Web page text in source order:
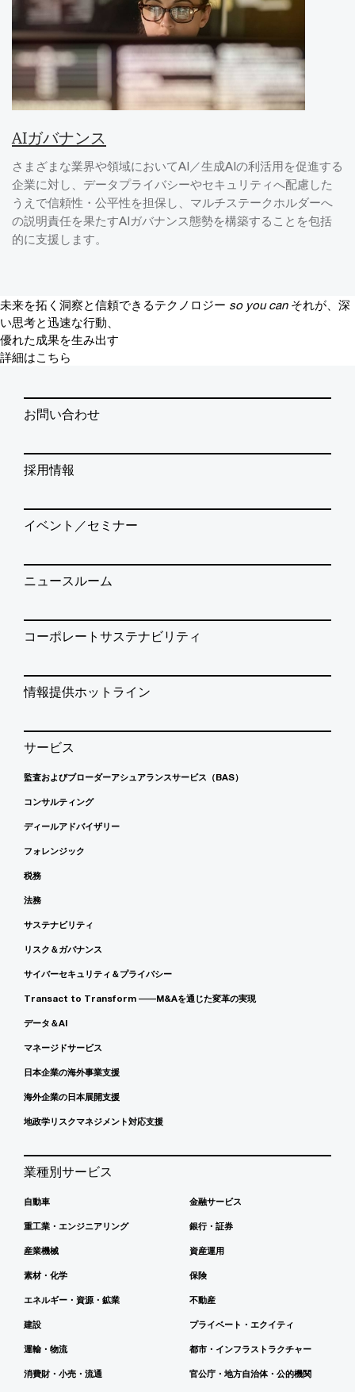
AIガバナンス
さまざまな業界や領域においてAI／生成AIの利活用を促進する
企業に対し、データプライバシーやセキュリティへ配慮した
うえで信頼性・公平性を担保し、マルチステークホルダーへ
の説明責任を果たすAIガバナンス態勢を構築することを包括
的に支援します。
未来を拓く洞察と信頼できるテクノロジー so you can それが、深
い思考と迅速な行動、
優れた成果を生み出す
詳細はこちら
お問い合わせ
採用情報
イベント／セミナー
ニュースルーム
コーポレートサステナビリティ
情報提供ホットライン
サービス
監査およびブローダーアシュアランスサービス（BAS）
コンサルティング
ディールアドバイザリー
フォレンジック
税務
法務
サステナビリティ
リスク＆ガバナンス
サイバーセキュリティ＆プライバシー
Transact to Transform ――M&Aを通じた変革の実現
データ＆AI
マネージドサービス
日本企業の海外事業支援
海外企業の日本展開支援
地政学リスクマネジメント対応支援
業種別サービス
自動車
重工業・エンジニアリング
産業機械
素材・化学
エネルギー・資源・鉱業
建設
運輸・物流
消費財・小売・流通
金融サービス
銀行・証券
資産運用
保険
不動産
プライベート・エクイティ
都市・インフラストラクチャー
官公庁・地方自治体・公的機関